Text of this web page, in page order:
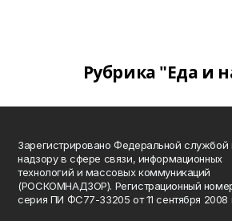
Рубрика "Еда и
Зарегистрировано Федеральной службой
надзору в сфере связи, информационных
технологий и массовых коммуникаций
(РОСКОМНАДЗОР). Регистрационный
серия ПИ ФС77-33205 от 11 сентября 2008